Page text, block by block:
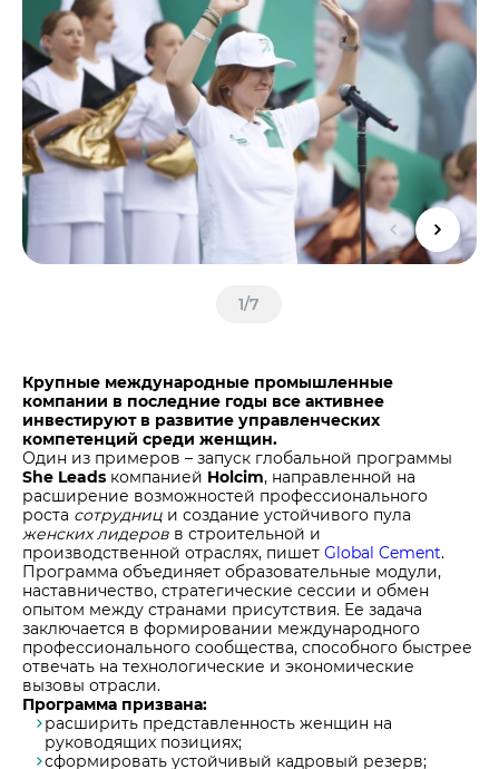
1/7
Крупные международные промышленные
компании в последние годы все активнее
инвестируют в развитие управленческих
компетенций среди женщин.
Один из примеров – запуск глобальной программы
She Leads компанией Holcim, направленной на
расширение возможностей профессионального
роста сотрудниц и создание устойчивого пула
женских лидеров в строительной и
производственной отраслях, пишет Global Cement.
Программа объединяет образовательные модули,
наставничество, стратегические сессии и обмен
опытом между странами присутствия. Ее задача
заключается в формировании международного
профессионального сообщества, способного быстрее
отвечать на технологические и экономические
вызовы отрасли.
Программа призвана:
расширить представленность женщин на
руководящих позициях;
сформировать устойчивый кадровый резерв;
Центры дистрибуции
Реализация ТМЦ и непрофильных активов
Политика в области закупок
В помощь поставщику
Не только цемент
Люди ЦЕМРОСа
Технологии и тренды
Издание для клиентов
Аналитика цементной отрасли
Медиабанк
Пресса о нас
Контакты